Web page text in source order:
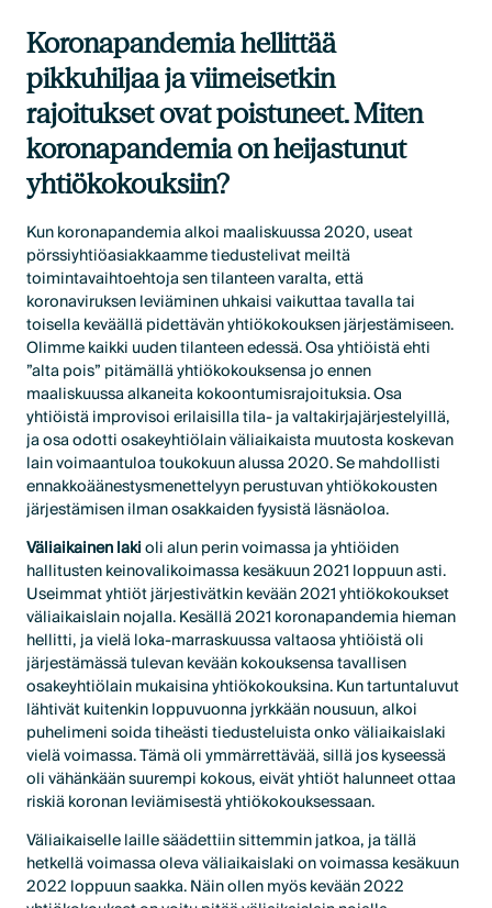
Koronapandemia hellittää
pikkuhiljaa ja viimeisetkin
rajoitukset ovat poistuneet. Miten
koronapandemia on heijastunut
yhtiökokouksiin?
Kun koronapandemia alkoi maaliskuussa 2020, useat
pörssiyhtiöasiakkaamme tiedustelivat meiltä
toimintavaihtoehtoja sen tilanteen varalta, että
koronaviruksen leviäminen uhkaisi vaikuttaa tavalla tai
toisella keväällä pidettävän yhtiökokouksen järjestämiseen.
Olimme kaikki uuden tilanteen edessä. Osa yhtiöistä ehti
”alta pois” pitämällä yhtiökokouksensa jo ennen
maaliskuussa alkaneita kokoontumisrajoituksia. Osa
yhtiöistä improvisoi erilaisilla tila- ja valtakirjajärjestelyillä,
ja osa odotti osakeyhtiölain väliaikaista muutosta koskevan
lain voimaantuloa toukokuun alussa 2020. Se mahdollisti
ennakkoäänestysmenettelyyn perustuvan yhtiökokousten
järjestämisen ilman osakkaiden fyysistä läsnäoloa.
Väliaikainen lakioli alun perin voimassa ja yhtiöiden
hallitusten keinovalikoimassa kesäkuun 2021 loppuun asti.
Useimmat yhtiöt järjestivätkin kevään 2021 yhtiökokoukset
väliaikaislain nojalla. Kesällä 2021 koronapandemia hieman
hellitti, ja vielä loka-marraskuussa valtaosa yhtiöistä oli
järjestämässä tulevan kevään kokouksensa tavallisen
osakeyhtiölain mukaisina yhtiökokouksina. Kun tartuntaluvut
lähtivät kuitenkin loppuvuonna jyrkkään nousuun, alkoi
puhelimeni soida tiheästi tiedusteluista onko väliaikaislaki
vielä voimassa. Tämä oli ymmärrettävää, sillä jos kyseessä
oli vähänkään suurempi kokous, eivät yhtiöt halunneet ottaa
riskiä koronan leviämisestä yhtiökokouksessaan.
Väliaikaiselle laille säädettiin sittemmin jatkoa, ja tällä
hetkellä voimassa oleva väliaikaislaki on voimassa kesäkuun
2022 loppuun saakka. Näin ollen myös kevään 2022